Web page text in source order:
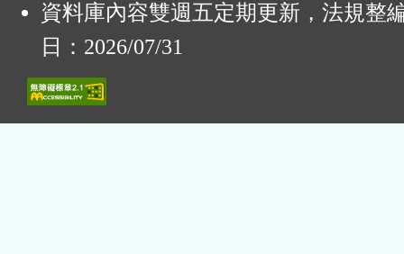
資料庫內容雙週五定期更新，法規整
日：2026/07/31